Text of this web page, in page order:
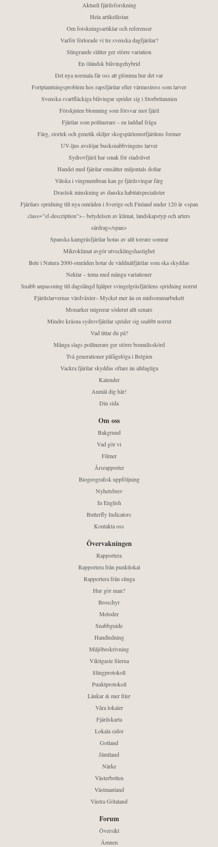
Aktuell fjärilsforskning
Hela artikellistan
Om forskningsartiklar och referenser
Varför förlorade vi tre svenska dagfjärilar?
Slingrande slåtter ger större variation
En öländsk blåvingehybrid
Det nya normala får oss att glömma hur det var
Fortplantningsproblem hos rapsfjärilar efter värmestress som larver
Svenska svartfläckiga blåvingar sprider sig i Storbritannien
Förskjuten blomning som försvar mot fjäril
Fjärilar som pollinerare – en laddad fråga
Färg, storlek och genetik skiljer skogspärlemorfjärilens former
UV-ljus avslöjar busksnabbvingens larver
Sydrovfjäril har smak för stadslivet
Handel med fjärilar omsätter miljontals dollar
Vätska i vingmembran kan ge fjärilsvingar färg
Drastisk minskning av danska habitatspecialister
Fjärilars spridning till nya områden i Sverige och Finland under 120 år <span
class="sf-description">– betydelsen av klimat, landskapstyp och arters
särdrag</span>
Spanska kamgräsfjärilar hotas av allt torrare somrar
Mikroklimat avgör utvecklingshastighet
Bete i Natura 2000-områden hotar de väddnätfjärilar som ska skyddas
Nektar – tema med många variationer
Snabb anpassning till dagslängd hjälper svingelgräsfjärilens spridning norrut
Fjärilslarvernas värdväxter– Mycket mer än en midsommarbukett
Monarker migrerar söderut allt senare
Mindre kräsna sydrovfjärilar sprider sig snabbt norrut
Vad tittar du på?
Många slags pollinerare ger större bomullsskörd
Två generationer påfågelöga i Belgien
Vackra fjärilar skyddas oftare än alldagliga
Kalender
Anmäl dig här!
Din sida
Om oss
Bakgrund
Vad gör vi
Filmer
Årsrapporter
Biogeografisk uppföljning
Nyhetsbrev
In English
Butterfly Indicators
Kontakta oss
Övervakningen
Rapportera
Rapportera från punktlokal
Rapportera från slinga
Hur gör man?
Broschyr
Metoder
Snabbguide
Handledning
Miljöbeskrivning
Viktigaste filerna
Slingprotokoll
Punktprotokoll
Länkar & mer filer
Våra lokaler
Fjärilskarta
Lokala sidor
Gotland
Jämtland
Närke
Västerbotten
Västmanland
Västra Götaland
Forum
Översikt
Ämnen